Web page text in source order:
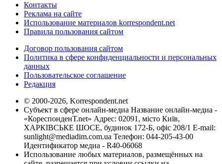
Контакты
Реклама на сайте
Использование материалов korrespondent.net
Правила пользования сайтом
Договор пользования сайтом
Политика в сфере конфиденциальности и персональных
данных
Пользовательское соглашение
Редакция
© 2000-2026, Korrespondent.net
Субъект в сфере онлайн-медиа Название онлайн-медиа -
«КореспонденТ.net» Адрес: 02091, місто Київ,
ХАРКІВСЬКЕ ШОСЕ, будинок 172-Б, офіс 208/1 E-mail:
sunlight@mediadim.com.ua Телефон: 044-205-43-00
Идентификатор медиа - R40-06068
Использование любых материалов, размещённых на